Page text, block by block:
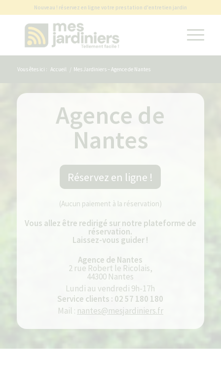
Nouveau ! réservez en ligne votre prestation d'entretien jardin
Vous êtes ici : Accueil / Mes Jardiniers – Agence de Nantes
Agence de
Nantes
Réservez en ligne !
(Aucun paiement à la réservation)
Vous allez être redirigé sur notre plateforme de
réservation.
Laissez-vous guider !
Agence de Nantes
2 rue Robert le Ricolais,
44300 Nantes
Lundi au vendredi 9h-17h
Service clients : 02 57 180 180
Mail : nantes@mesjardiniers.fr